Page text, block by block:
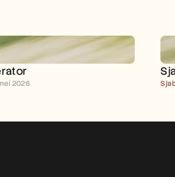
2026